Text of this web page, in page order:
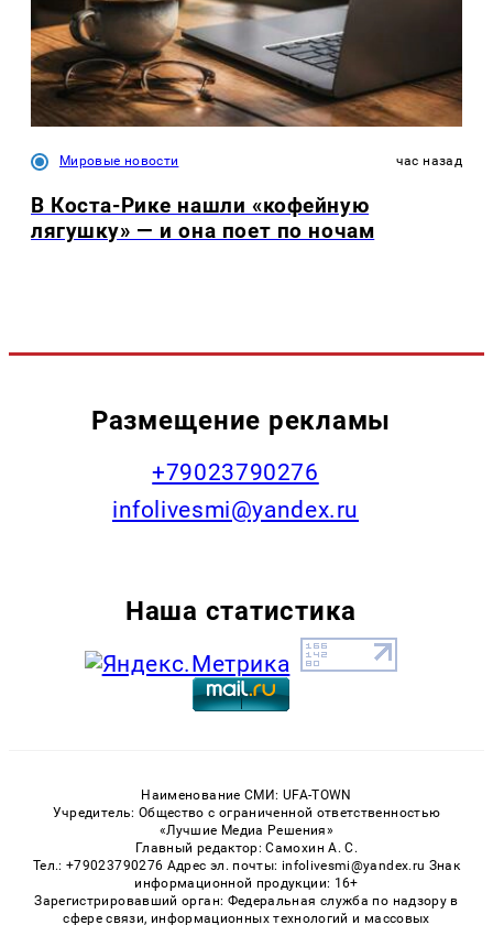
Мировые новости час назад
В Коста-Рике нашли «кофейную
лягушку» — и она поет по ночам
Размещение рекламы
+79023790276
infolivesmi@yandex.ru
Наша статистика
Наименование СМИ: UFA-TOWN
Учредитель: Общество с ограниченной ответственностью
«Лучшие Медиа Решения»
Главный редактор: Самохин А. С.
Тел.: +79023790276 Адрес эл. почты: infolivesmi@yandex.ru Знак
информационной продукции: 16+
Зарегистрировавший орган: Федеральная служба по надзору в
сфере связи, информационных технологий и массовых